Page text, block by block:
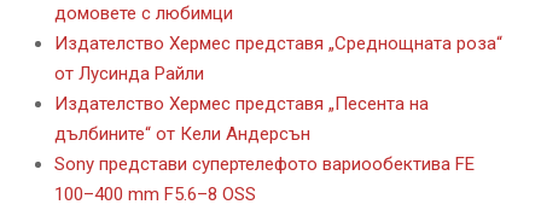
домовете с любимци
Издателство Хермес представя „Среднощната роза“
от Лусинда Райли
Издателство Хермес представя „Песента на
дълбините“ от Кели Андерсън
Sony представи супертелефото вариообектива FE
100–400 mm F5.6–8 OSS